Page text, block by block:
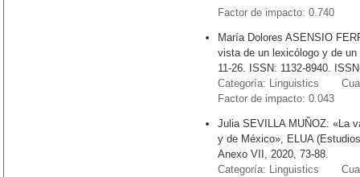
Factor de impacto:
María Dolores ASENSIO
vista de un lexicólogo y de
11-26. ISSN: 1132-8940.
Categoría: Linguistics
Factor de impacto: 0.043
Julia SEVILLA MUÑOZ: «La
y de México», ELUA
Anexo VII, 2020, 73-88.
Categoría: Linguistics